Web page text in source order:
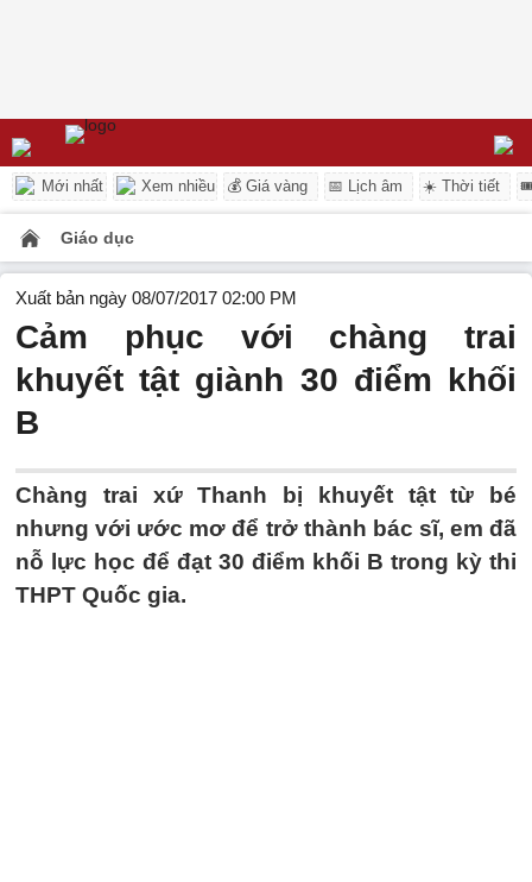
Mới nhất Xem nhiều 💰 Giá vàng 📅 Lịch âm ☀️ Thời tiết
Giáo dục
Xuất bản ngày 08/07/2017 02:00 PM
Cảm phục với chàng trai
khuyết tật giành 30 điểm khối
B
Chàng trai xứ Thanh bị khuyết tật từ bé
nhưng với ước mơ để trở thành bác sĩ, em đã
nỗ lực học để đạt 30 điểm khối B trong kỳ thi
THPT Quốc gia.